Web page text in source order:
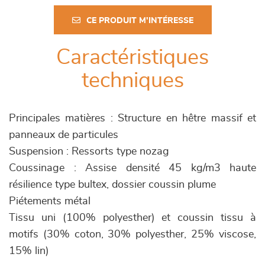
CE PRODUIT M'INTÉRESSE
Caractéristiques
techniques
Principales matières : Structure en hêtre massif et
panneaux de particules
Suspension : Ressorts type nozag
Coussinage : Assise densité 45 kg/m3 haute
résilience type bultex, dossier coussin plume
Piétements métal
Tissu uni (100% polyesther) et coussin tissu à
motifs (30% coton, 30% polyesther, 25% viscose,
15% lin)